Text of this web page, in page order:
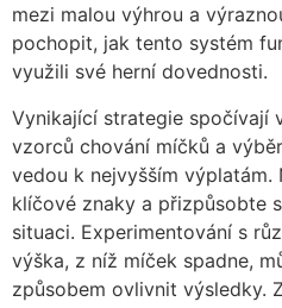
mezi malou výhrou a
pochopit, jak tento systém
využili své herní dovednosti.
Vynikající strategie spočívají
vzorců chování míčků a
vedou k nejvyšším výplatám.
klíčové znaky a přizpůsobte
situaci. Experimentování s
výška, z níž míček spadne,
způsobem ovlivnit výsledky.